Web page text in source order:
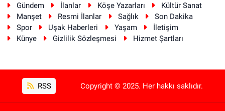
Gündem
İlanlar Köşe Yazarları
Kültür Sanat
Manşet
Resmi İlanlar Sağlık
Son Dakika
Spor
Uşak Haberleri Yaşam
İletişim
Künye
Gizlilik Sözleşmesi Hizmet Şartları
RSS Copyright © 2025. Her hakkı saklıdır.